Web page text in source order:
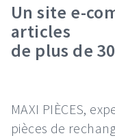
Un site e-
articles
de plus de
MAXI PIÈCES,
pièces de